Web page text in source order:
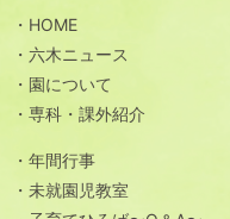
HOME
六木ニュース
園について
専科・課外紹介
年間行事
未就園児教室